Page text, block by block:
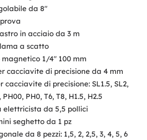
da 8"
in acciaio da 3 m
a scatto
magnetico 1/4" 100 mm
cacciavite di precisione da 4 mm
cacciavite di precisione: SL1.5, SL2,
PH00, PH0, T6, T8, H1.5, H2.5
elettricista da 5,5 pollici
seghetto da 1 pz
da 8 pezzi: 1,5, 2, 2,5, 3, 4, 5, 6